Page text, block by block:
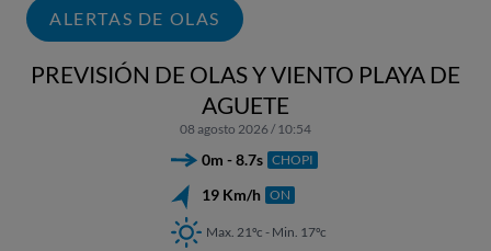
ALERTAS DE OLAS
PREVISIÓN DE OLAS Y VIENTO PLAYA DE
AGUETE
08 agosto 2026 / 10:54
0m - 8.7s CHOPI
19 Km/h ON
Max. 21ºc - Min. 17ºc